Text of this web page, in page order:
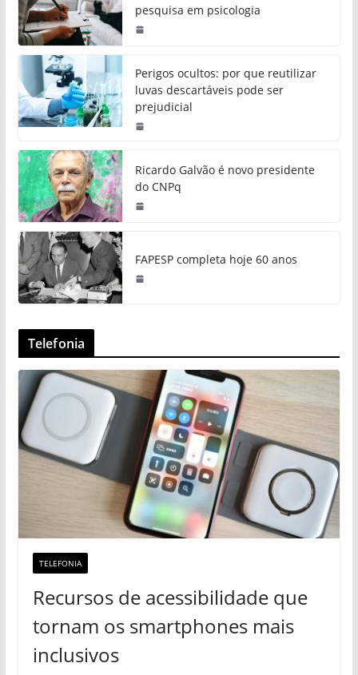
pesquisa em psicologia
Perigos ocultos: por que reutilizar
luvas descartáveis pode ser
prejudicial
Ricardo Galvão é novo presidente
do CNPq
FAPESP completa hoje 60 anos
Telefonia
TELEFONIA
Recursos de acessibilidade que
tornam os smartphones mais
inclusivos